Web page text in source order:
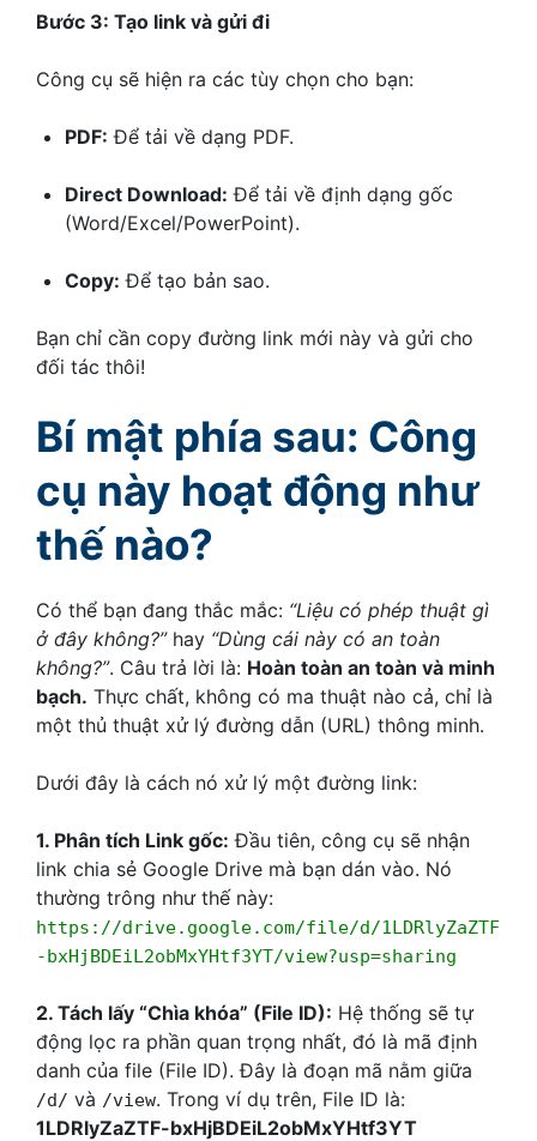
Bước 3: Tạo link và gửi đi
Công cụ sẽ hiện ra các tùy chọn cho bạn:
PDF: Để tải về dạng PDF.
Direct Download: Để tải về định dạng gốc
(Word/Excel/PowerPoint).
Copy: Để tạo bản sao.
Bạn chỉ cần copy đường link mới này và gửi cho
đối tác thôi!
Bí mật phía sau: Công
cụ này hoạt động như
thế nào?
Có thể bạn đang thắc mắc: “Liệu có phép thuật gì
ở đây không?”hay “Dùng cái này có an toàn
không?”. Câu trả lời là: Hoàn toàn an toàn và minh
bạch. Thực chất, không có ma thuật nào cả, chỉ là
một thủ thuật xử lý đường dẫn (URL) thông minh.
Dưới đây là cách nó xử lý một đường link:
1. Phân tích Link gốc: Đầu tiên, công cụ sẽ nhận
link chia sẻ Google Drive mà bạn dán vào. Nó
thường trông như thế này:
https://drive.google.com/file/d/1LDRlyZaZTF
-bxHjBDEiL2obMxYHtf3YT/view?usp=sharing
2. Tách lấy “Chìa khóa” (File ID): Hệ thống sẽ tự
động lọc ra phần quan trọng nhất, đó là mã định
danh của file (File ID). Đây là đoạn mã nằm giữa
/d/ và /view. Trong ví dụ trên, File ID là:
1LDRlyZaZTF-bxHjBDEiL2obMxYHtf3YT